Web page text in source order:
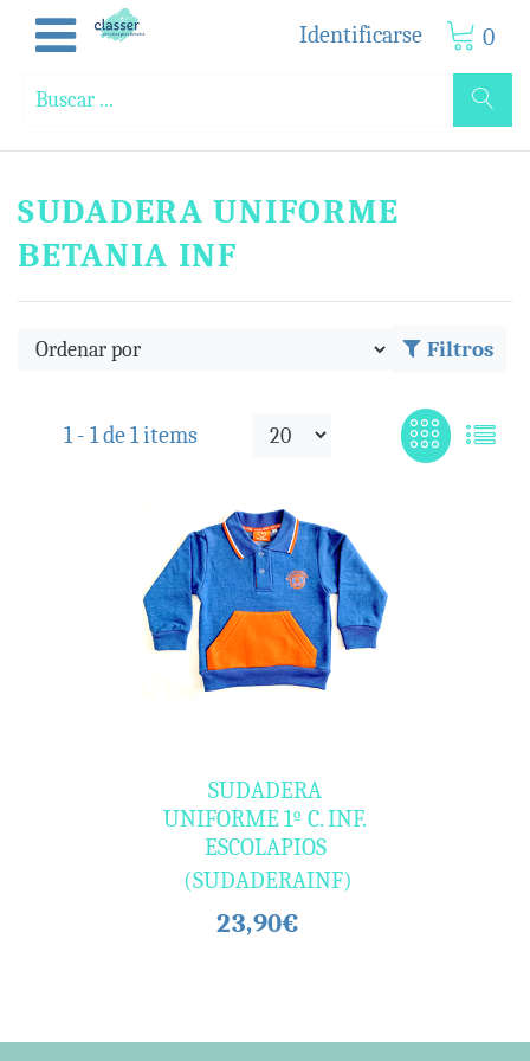
Identificarse 0
SUDADERA UNIFORME
BETANIA INF
Filtros
1 - 1de1 items
SUDADERA
UNIFORME 1º C. INF.
ESCOLAPIOS
(SUDADERAINF)
23,90€